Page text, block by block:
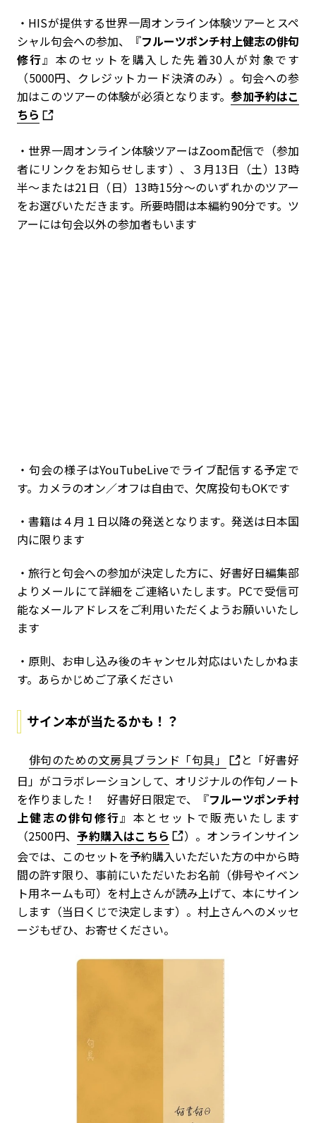
・ HISが提供する世界一周オンライン体験ツアー とスペ
シャル句会への参加、
『フルーツポンチ村上健志の俳句
修行』本のセットを購入した先着30人が対象です
（5000円、クレジットカード決済のみ）。句会への参
加はこのツアーの体験が必須となります。参加予約はこ
ちら
・ 世界一周オンライン体験ツアーはZoom配信で（参加
者にリンクをお知らせします）、３月13日（土）13時
半～または21日（日）13時15分～のいずれかのツアー
をお選びいただきます。所要時間は本編約90分です。ツ
アーには句会以外の参加者もいます
・句会の様子はYouTubeLiveでライブ配信する予定で
す。カメラのオン／オフは自由で、欠席投句もOKです
・書籍は４月１日以降の発送となります。発送は日本国
内に限ります
・旅行と句会への参加が決定した方に、好書好日編集部
よりメールにて詳細をご連絡いたします。PCで受信可
能なメールアドレスをご利用いただくようお願いいたし
ます
・原則、お申し込み後のキャンセル対応はいたしかねま
す。あらかじめご了承ください
サイン本が当たるかも！？
俳句のための文房具ブランド「句具」
と「好書好
日」がコラボレーションして、オリジナルの作句ノート
を作りました！ 好書好日限定で、
『フルーツポンチ村
上健志の俳句修行 』本 とセットで販売いたします
（2500円、予約購入はこちら
）。オンラインサイン
会では、このセットを予約購入いただいた方の中から時
間の許す限り、事前にいただいたお名前（俳号やイベン
ト用ネームも可）を村上さんが読み上げて、本にサイン
します（当日くじで決定します）。村上さんへのメッセ
ージもぜひ、お寄せください。